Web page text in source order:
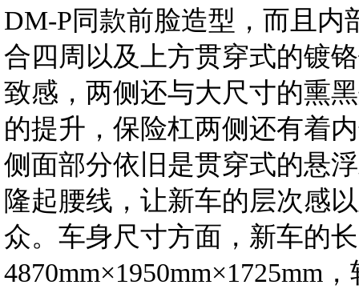
DM-P同款前脸造型，而且内
合四周以及上方贯穿式的镀
致感，两侧还与大尺寸的熏
的提升，保险杠两侧还有着
侧面部分依旧是贯穿式的悬
隆起腰线，让新车的层次感
众。车身尺寸方面，新车的
4870mm×1950mm×1725mm